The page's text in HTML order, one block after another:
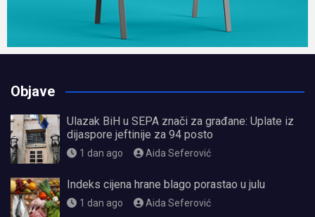
Objave
Ulazak BiH u SEPA znači za građane: Uplate iz
dijaspore jeftinije za 94 posto
1 dan ago Aida Seferović
Indeks cijena hrane blago porastao u julu
1 dan ago Aida Seferović